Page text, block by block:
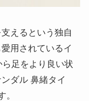
えるという独自
用されているイ
足をより良い状
ダル 鼻緒タイ
。